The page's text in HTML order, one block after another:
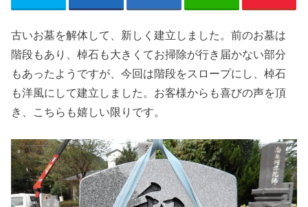
古いお墓を解体して、新しく建立しました。前のお墓は
階段もあり、棹石も大きくてお掃除が行き届かない部分
もあったようですが、今回は階段をスロープにし、棹石
も洋風にして建立しました。お客様からも喜びの声を頂
き、こちらも嬉しい限りです。